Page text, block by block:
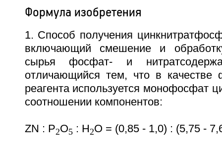
Формула изобретения
1. Способ получения
включающий смешение и
сырья фосфат- и
отличающийся тем, что в качестве
реагента используется монофосфат
соотношении компонентов:
ZN : P2O5 : H2O = (0,85 - 1,0) : (5,75 -